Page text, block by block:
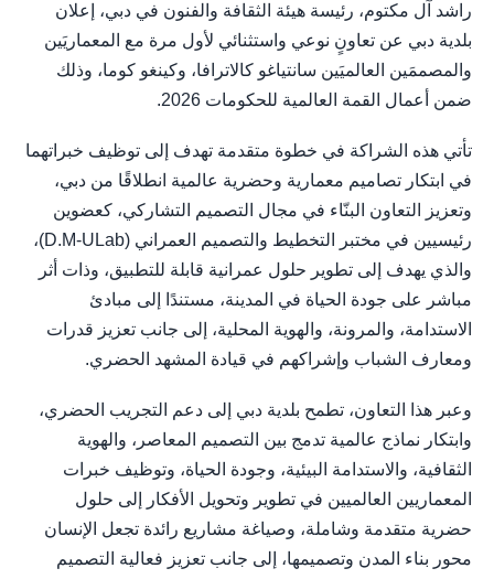
راشد آل مكتوم، رئيسة هيئة الثقافة والفنون في دبي، إعلان
بلدية دبي عن تعاونٍ نوعي واستثنائي لأول مرة مع المعماريَين
والمصممَين العالميَين سانتياغو كالاترافا، وكينغو كوما، وذلك
ضمن أعمال القمة العالمية للحكومات 2026.
تأتي هذه الشراكة في خطوة متقدمة تهدف إلى توظيف خبراتهما
في ابتكار تصاميم معمارية وحضرية عالمية انطلاقًا من دبي،
وتعزيز التعاون البنّاء في مجال التصميم التشاركي، كعضوين
رئيسيين في مختبر التخطيط والتصميم العمراني (D.M-ULab)،
والذي يهدف إلى تطوير حلول عمرانية قابلة للتطبيق، وذات أثر
مباشر على جودة الحياة في المدينة، مستندًا إلى مبادئ
الاستدامة، والمرونة، والهوية المحلية، إلى جانب تعزيز قدرات
ومعارف الشباب وإشراكهم في قيادة المشهد الحضري.
وعبر هذا التعاون، تطمح بلدية دبي إلى دعم التجريب الحضري،
وابتكار نماذج عالمية تدمج بين التصميم المعاصر، والهوية
الثقافية، والاستدامة البيئية، وجودة الحياة، وتوظيف خبرات
المعماريين العالميين في تطوير وتحويل الأفكار إلى حلول
حضرية متقدمة وشاملة، وصياغة مشاريع رائدة تجعل الإنسان
محور بناء المدن وتصميمها، إلى جانب تعزيز فعالية التصميم